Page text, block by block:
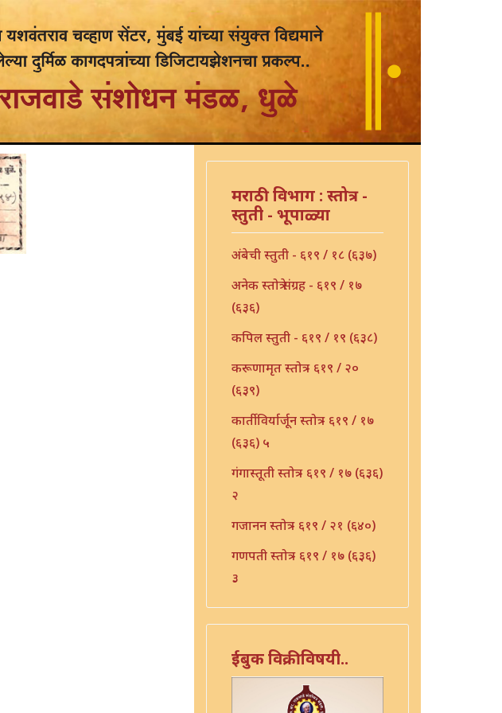
मराठी विभाग : स्तोत्र -
स्तुती - भूपाळ्या
अंबेची स्तुती - ६१९ / १८ (६३७)
अनेक स्तोत्रे संग्रह - ६१९ / १७
(६३६)
कपिल स्तुती - ६१९ / १९ (६३८)
करूणामृत स्तोत्र - ६१९ / २०
(६३९)
कार्तीविर्यार्जून स्तोत्र - ६१९ / १७
(६३६) ५
गंगास्तूती स्तोत्र - ६१९ / १७ (६३६)
२
गजानन स्तोत्र - ६१९ / २१ (६४०)
गणपती स्तोत्र - ६१९ / १७ (६३६)
३
गीता स्तोत्र - ६१९ / २२ (६४१)
गुरू स्तुती - ६१९ / २४ (६४३)
जय विठ्ठल - ६१९ / २५ (६४४)
ईबुक विक्रीविषयी..